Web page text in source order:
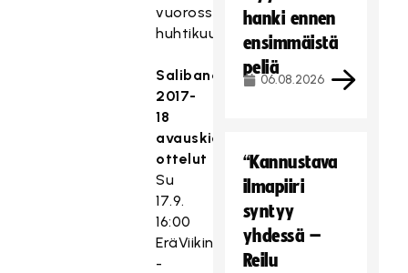
vuorossa
huhtikuussa.
Salibandyliigan
2017-
18
avauskierroksen
ottelut
Su
17.9.
16:00
EräViikingit
-
hanki ennen
ensimmäistä
peliä
06.08.2026
“Kannustava
ilmapiiri
syntyy
yhdessä –
Reilu